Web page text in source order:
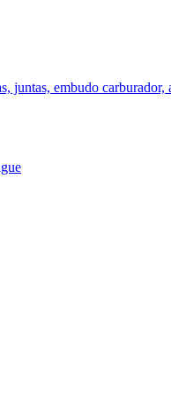
juntas, embudo carburador,